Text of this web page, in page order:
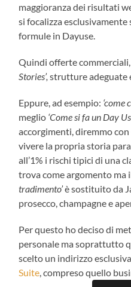
maggioranza dei risultati
si focalizza esclusivamente
formule in Dayuse.
Quindi offerte
Stories’, strutture adeguate
Eppure, ad esempio: ‘come
meglio ‘Come si fa un Day
accorgimenti, diremmo
vivere la propria storia
all’1% i rischi tipici di una
trova come argomento ma
tradimento’è sostituito da
prosecco, champagne e
Per questo ho deciso di
personale ma soprattutto
scelto un indirizzo
Suite , compreso quello